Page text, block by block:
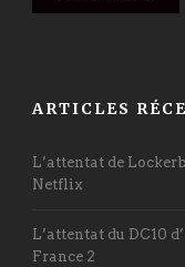
ARTICLES
L’attentat de
Netflix
L’attentat du DC10
France 2